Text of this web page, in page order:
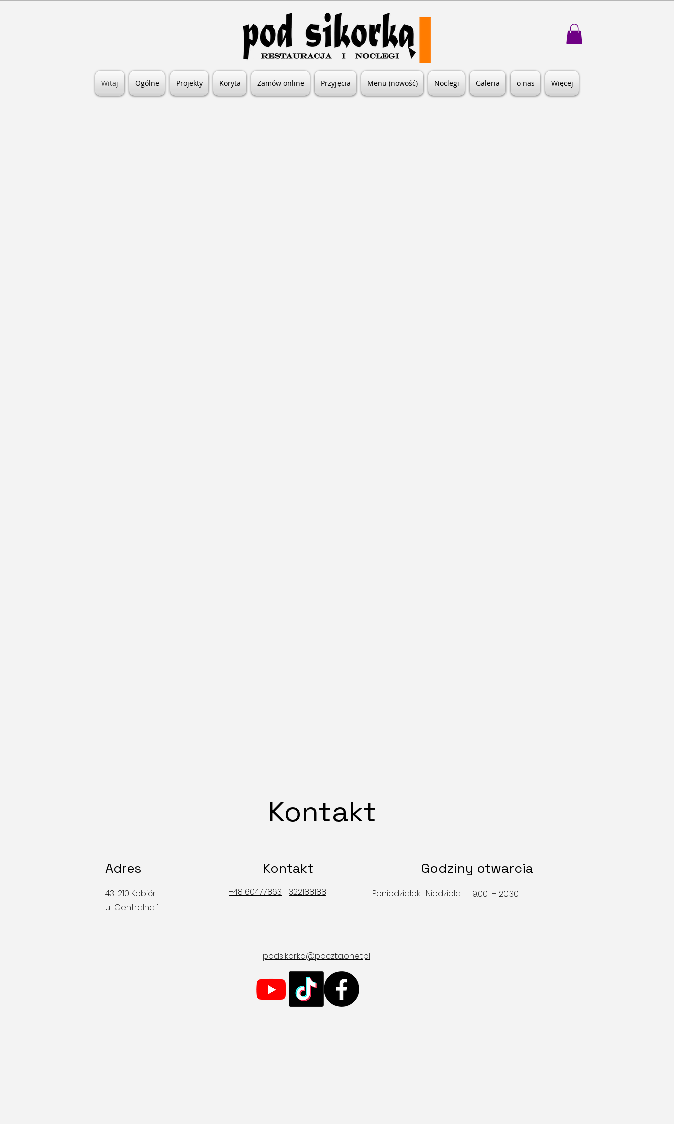
Witaj Ogólne Projekty Koryta Zamów online Przyjęcia Menu (nowość) Noclegi Galeria o nas Więcej
Kontakt
Adres Kontakt Godziny otwarcia
43-210 Kobiór
ul. Centralna 1
+48 60477863 322188188 Poniedziałek- Niedziela 9:00 – 20:30
podsikorka@poczta.onet.pl